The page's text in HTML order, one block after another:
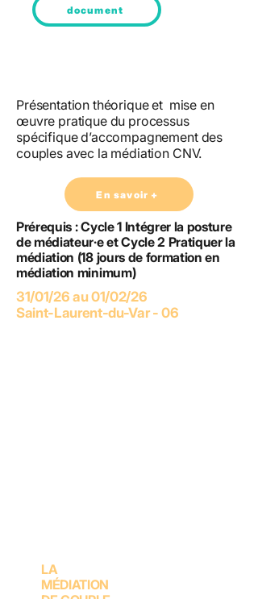
document
Présentation théorique et mise en
œuvre pratique du processus
spécifique d’accompagnement des
couples avec la médiation CNV.
En savoir +
Prérequis : Cycle 1 Intégrer la posture
de médiateur·e et Cycle 2 Pratiquer la
médiation (18 jours de formation en
médiation minimum)
31/01/26 au 01/02/26
Saint-Laurent-du-Var - 06
LA
MÉDIATION